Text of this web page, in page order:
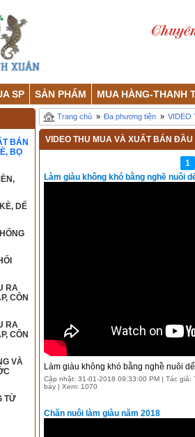
SP SẢN PHẨM MUA HÀNG-THANH
BÁN
BỌ
DẾ
RA
CÔN
RA
CÔN
VÀ
TỪ
Trang chủ » Đa phương tiện » VIDEO
VIDEO THU MUA VÀ XUẤT BÁN
1
Làm giàu không khó bằng nghề nuôi
Làm giàu không khó bằng nghề nuôi
Cập nhật: 31-01-2018 09:33:00 PM | Tác
bày | Xem: 1070
Chăn nuôi làm giàu năm 2018